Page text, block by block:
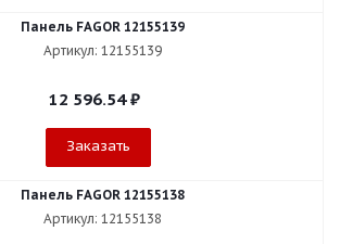
Панель FAGOR 12155139
Артикул: 12155139
12 596.54₽
Заказать
Панель FAGOR 12155138
Артикул: 12155138